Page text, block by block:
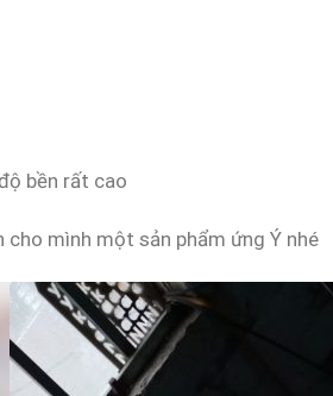
bền rất cao
cho mình một sản phẩm ứng Ý nhé